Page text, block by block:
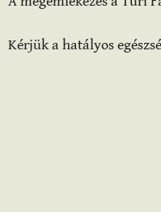
Kérjük a hatályos